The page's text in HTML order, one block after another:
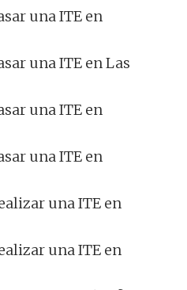
una ITE en
una ITE en Las
una ITE en
una ITE en
una ITE en
una ITE en